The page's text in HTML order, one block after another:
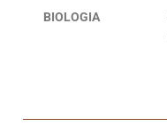
BIOLOGIA